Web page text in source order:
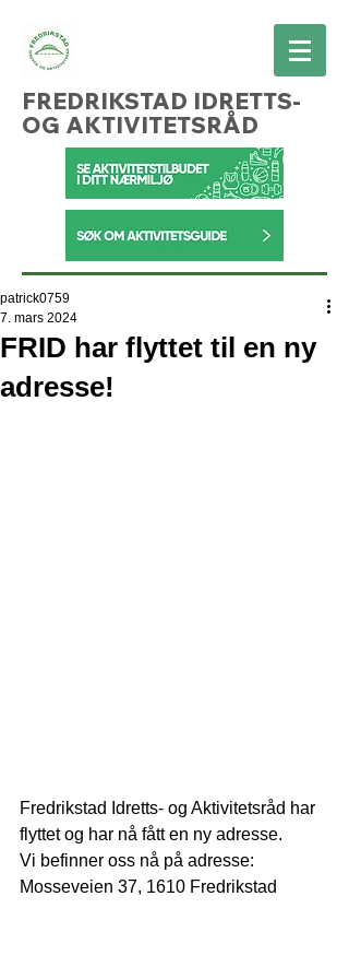
FREDRIKSTAD IDRETTS-
OG AKTIVITETSRÅD
FRID har flyttet til en ny
adresse!
patrick0759
7. mars 2024
Fredrikstad Idretts- og Aktivitetsråd har
flyttet og har nå fått en ny adresse.
Vi befinner oss nå på adresse:
Mosseveien 37, 1610 Fredrikstad